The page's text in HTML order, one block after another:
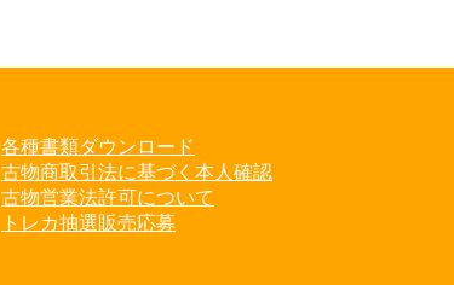
各種書類ダウンロード
古物商取引法に基づく本人確認
古物営業法許可について
トレカ抽選販売応募